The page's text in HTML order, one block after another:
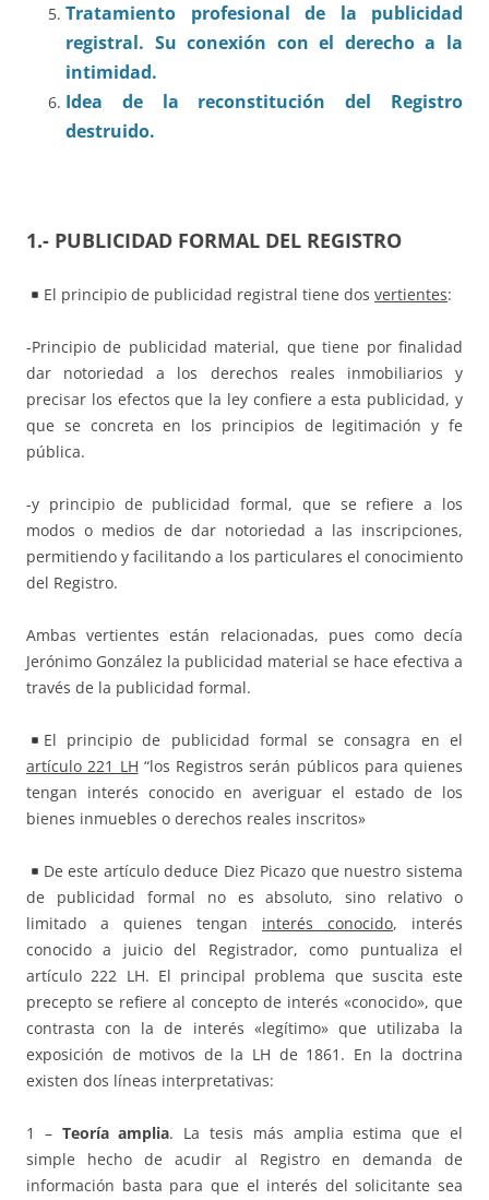
Tratamiento profesional de la publicidad
registral. Su conexión con el derecho a la
intimidad.
Idea de la reconstitución del Registro
destruido.
1.- PUBLICIDAD FORMAL DEL REGISTRO
El principio de publicidad registral tiene dos vertientes:
-Principio de publicidad material, que tiene por finalidad
dar notoriedad a los derechos reales inmobiliarios y
precisar los efectos que la ley confiere a esta publicidad, y
que se concreta en los principios de legitimación y fe
pública.
-y principio de publicidad formal, que se refiere a los
modos o medios de dar notoriedad a las inscripciones,
permitiendo y facilitando a los particulares el conocimiento
del Registro.
Ambas vertientes están relacionadas, pues como decía
Jerónimo González la publicidad material se hace efectiva a
través de la publicidad formal.
El principio de publicidad formal se consagra en el
artículo 221 LH “los Registros serán públicos para quienes
tengan interés conocido en averiguar el estado de los
bienes inmuebles o derechos reales inscritos»
De este artículo deduce Diez Picazo que nuestro sistema
de publicidad formal no es absoluto, sino relativo o
limitado a quienes tengan interés conocido, interés
conocido a juicio del Registrador, como puntualiza el
artículo 222 LH. El principal problema que suscita este
precepto se refiere al concepto de interés «conocido», que
contrasta con la de interés «legítimo» que utilizaba la
exposición de motivos de la LH de 1861. En la doctrina
existen dos líneas interpretativas:
1 – Teoría amplia. La tesis más amplia estima que el
simple hecho de acudir al Registro en demanda de
información basta para que el interés del solicitante sea